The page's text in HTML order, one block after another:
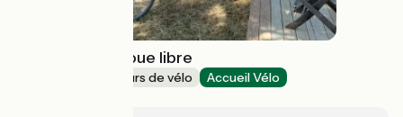
Café - Vélo la roue libre
Loueurs/réparateurs de vélo Accueil Vélo